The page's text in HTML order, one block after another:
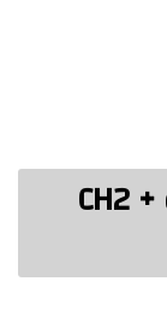
تردد القنوات الاسرائيلية CH2 +